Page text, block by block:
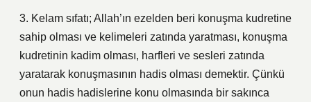
3. Kelam sıfatı; Allah’ın ezelden beri konuşma kudretine
sahip olması ve kelimeleri zatında yaratması, konuşma
kudretinin kadim olması, harfleri ve sesleri zatında
yaratarak konuşmasının hadis olması demektir. Çünkü
onun hadis hadislerine konu olmasında bir sakınca